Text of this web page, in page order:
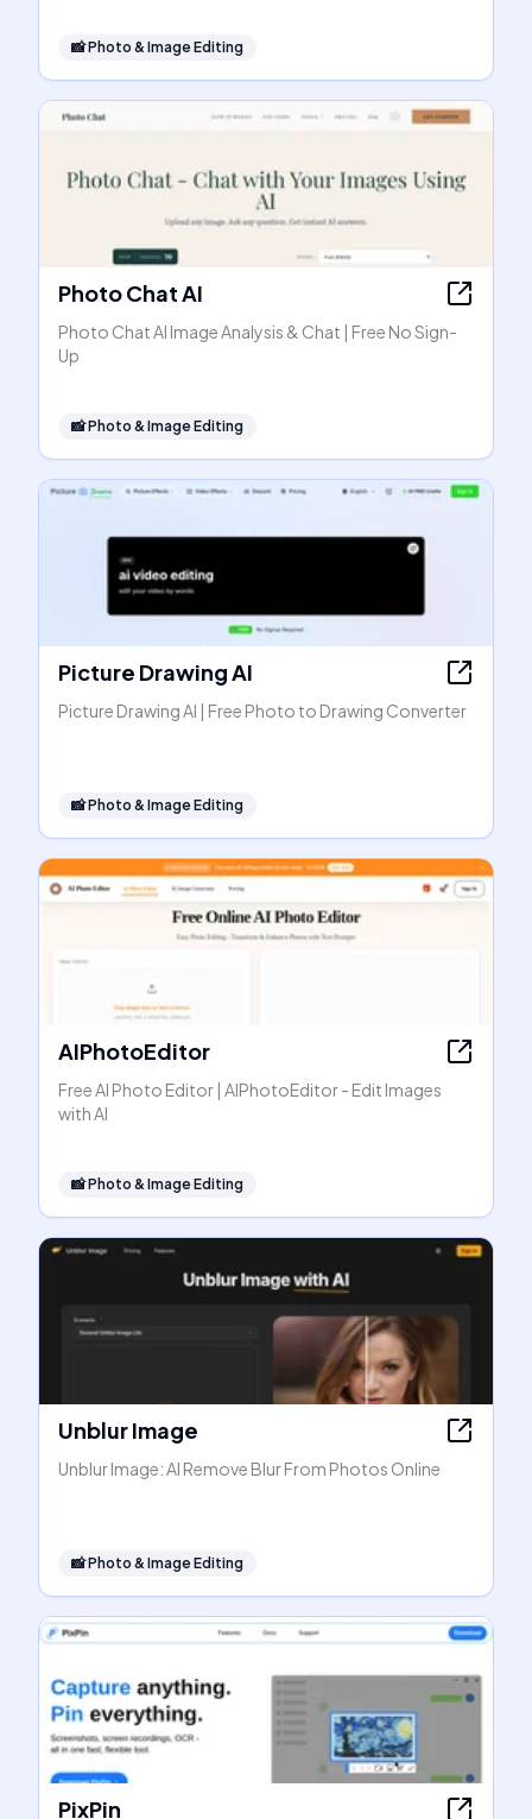
📸Photo & Image Editing
Photo Chat AI
Photo Chat AI Image Analysis & Chat | Free No Sign-
Up
📸Photo & Image Editing
Picture Drawing AI
Picture Drawing AI | Free Photo to Drawing Converter
📸Photo & Image Editing
AIPhotoEditor
Free AI Photo Editor | AIPhotoEditor - Edit Images
with AI
📸Photo & Image Editing
Unblur Image
Unblur Image: AI Remove Blur From Photos Online
📸Photo & Image Editing
PixPin